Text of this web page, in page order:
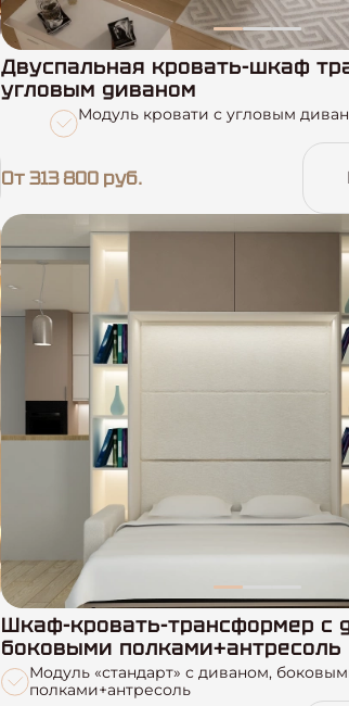
Двуспальная кровать-шкаф
угловым диваном
Модуль кровати с угловым
От 313 800 руб.
Шкаф-кровать-трансформер с
боковыми полками+антресоль
Модуль «стандарт» с диваном,
полками+антресоль